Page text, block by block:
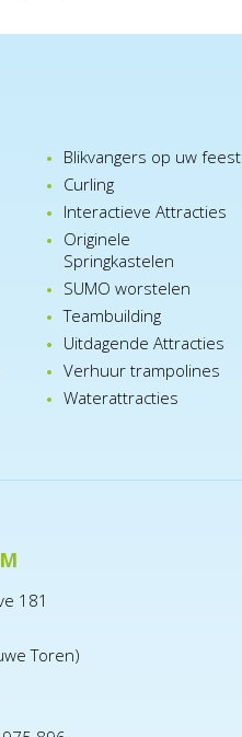
Blikvangers op uw feest
Curling
Interactieve Attracties
Originele
Springkastelen
SUMO worstelen
Teambuilding
Uitdagende Attracties
Verhuur trampolines
Waterattracties
181
Toren)